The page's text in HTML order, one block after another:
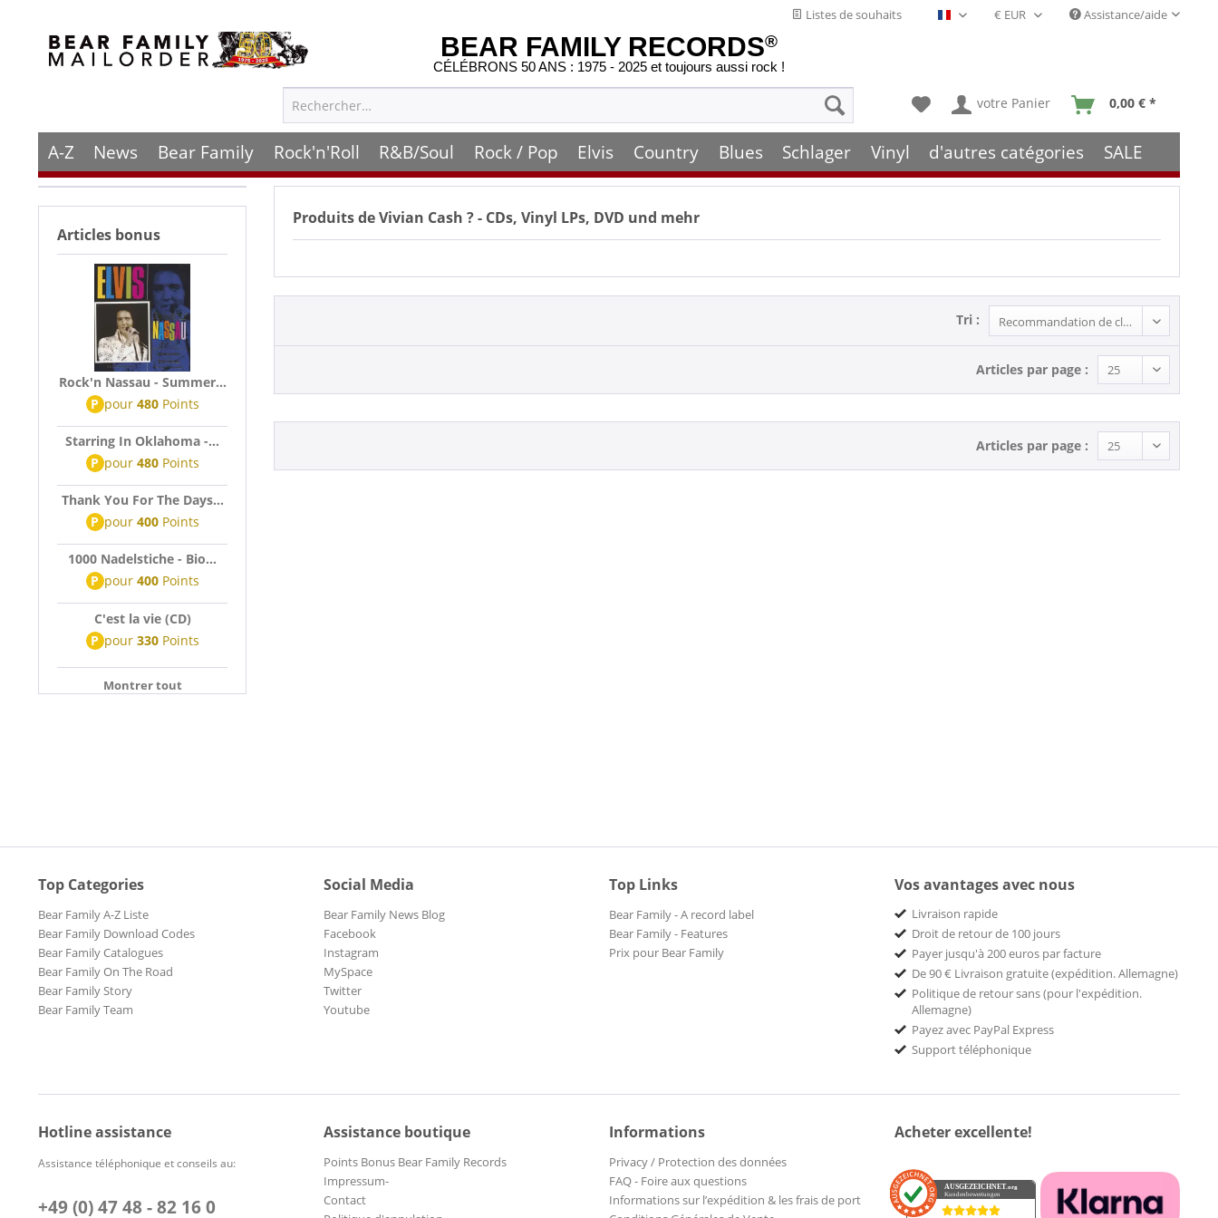
Listes de souhaits Français- FR Assistance/aide
BEAR FAMILY RECORDS®
CÉLÉBRONS 50 ANS : 1975 - 2025 et toujours aussi rock !
votre Panier 0,00 € *
A-Z News Bear Family Rock'n'Roll R&B/Soul Rock / Pop Elvis Country Blues Schlager Vinyl d'autres catégories SALE
Articles bonus
Rock'n Nassau - Summer...
P pour 480Points
Starring In Oklahoma -...
P pour 480Points
Thank You For The Days...
P pour 400Points
1000 Nadelstiche - Bio...
P pour 400Points
C'est la vie (CD)
P pour 330Points
Montrer tout
Produits deVivian Cash ? - CDs, Vinyl LPs, DVD und mehr
Tri :
Articles par page :
Articles par page :
Top Categories
Bear Family A-Z Liste
Bear Family Download Codes
Bear Family Catalogues
Bear Family On The Road
Bear Family Story
Bear Family Team
Social Media
Bear Family News Blog
Facebook
Instagram
MySpace
Twitter
Youtube
Top Links
Bear Family - A record label
Bear Family - Features
Prix pour Bear Family
Vos avantages avec nous
Livraison rapide
Droit de retour de 100 jours
Payer jusqu'à 200 euros par facture
De 90 € Livraison gratuite (expédition. Allemagne)
Politique de retour sans (pour l'expédition.
Allemagne)
Payez avec PayPal Express
Support téléphonique
Hotline assistance
Assistance téléphonique et conseils au:
+49 (0) 47 48 - 82 16 0
Assistance boutique
Points Bonus Bear Family Records
Impressum-
Contact
Informations
Privacy / Protection des données
FAQ - Foire aux questions
Informations sur l’expédition & les frais de port
Acheter excellente!
AUSGEZEICHNET.org
Kundenbewertungen